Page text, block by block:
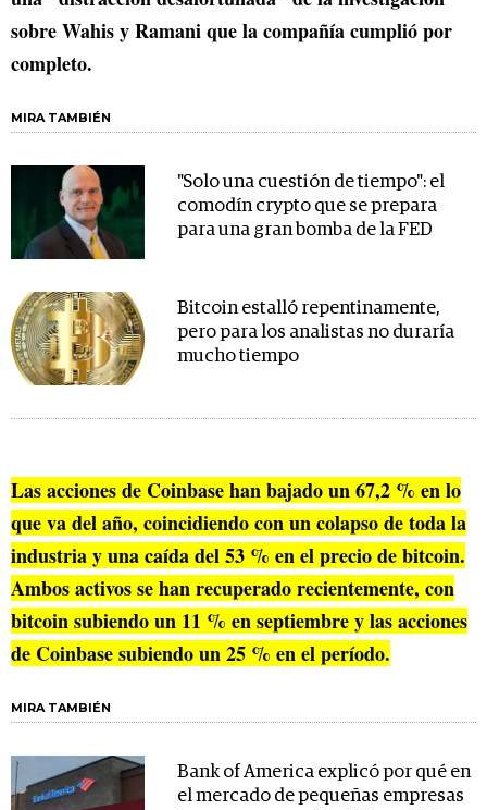
sobre Wahis y Ramani que la compañía cumplió por
completo.
MIRA TAMBIÉN
"Solo una cuestión de tiempo": el
comodín crypto que se prepara
para una gran bomba de la FED
Bitcoin estalló repentinamente,
pero para los analistas no duraría
mucho tiempo
Las acciones de Coinbase han bajado un 67,2 % en lo
que va del año, coincidiendo con un colapso de toda la
industria y una caída del 53 % en el precio de bitcoin.
Ambos activos se han recuperado recientemente, con
bitcoin subiendo un 11 % en septiembre y las acciones
de Coinbase subiendo un 25 % en el período.
MIRA TAMBIÉN
Bank of America explicó por qué en
el mercado de pequeñas empresas